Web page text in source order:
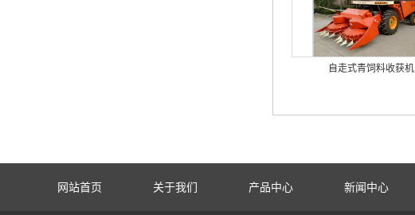
自走式青饲料收获机
网站首页 关于我们 产品中心 新闻中心